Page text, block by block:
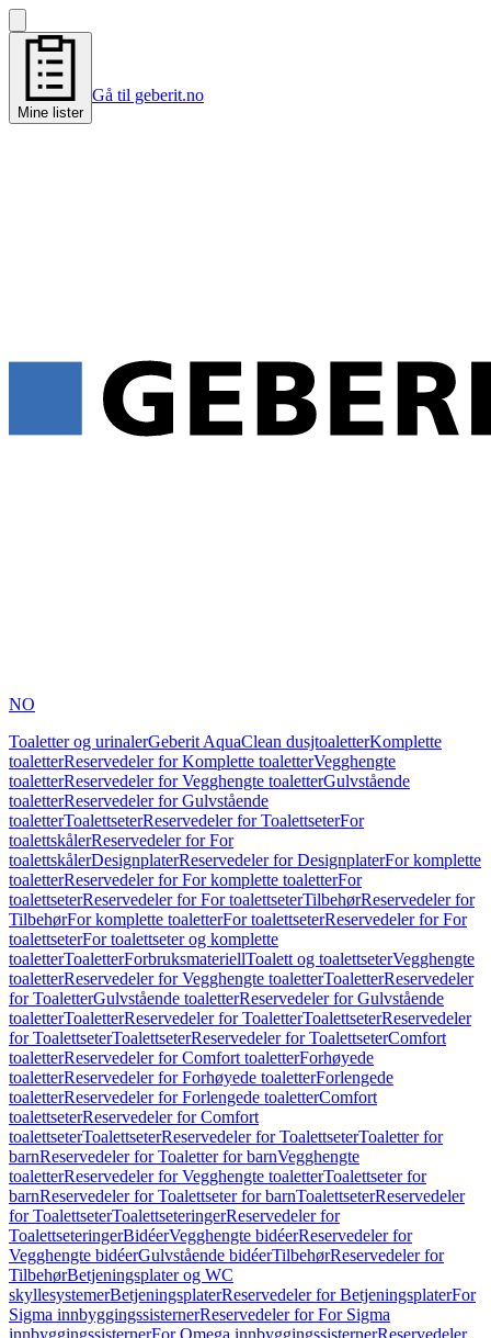
Mine lister
Gå til geberit.no
NO
Toaletter og urinalerGeberit AquaClean dusjtoaletterKomplette
toaletterReservedeler for Komplette toaletterVegghengte
toaletterReservedeler for Vegghengte toaletterGulvstående
toaletterReservedeler for Gulvstående
toaletterToalettseterReservedeler for ToalettseterFor
toalettskålerReservedeler for For
toalettskålerDesignplaterReservedeler for DesignplaterFor komplette
toaletterReservedeler for For komplette toaletterFor
toalettseterReservedeler for For toalettseterTilbehørReservedeler for
TilbehørFor komplette toaletterFor toalettseterReservedeler for For
toalettseterFor toalettseter og komplette
toaletterToaletterForbruksmateriellToalett og toalettseterVegghengte
toaletterReservedeler for Vegghengte toaletterToaletterReservedeler
for ToaletterGulvstående toaletterReservedeler for Gulvstående
toaletterToaletterReservedeler for ToaletterToalettseterReservedeler
for ToalettseterToalettseterReservedeler for ToalettseterComfort
toaletterReservedeler for Comfort toaletterForhøyede
toaletterReservedeler for Forhøyede toaletterForlengede
toaletterReservedeler for Forlengede toaletterComfort
toalettseterReservedeler for Comfort
toalettseterToalettseterReservedeler for ToalettseterToaletter for
barnReservedeler for Toaletter for barnVegghengte
toaletterReservedeler for Vegghengte toaletterToalettseter for
barnReservedeler for Toalettseter for barnToalettseterReservedeler
for ToalettseterToalettseteringerReservedeler for
ToalettseteringerBidéerVegghengte bidéerReservedeler for
Vegghengte bidéerGulvstående bidéerTilbehørReservedeler for
TilbehørBetjeningsplater og WC
skyllesystemerBetjeningsplaterReservedeler for BetjeningsplaterFor
Sigma innbyggingssisternerReservedeler for For Sigma
innbyggingssisternerFor Omega innbyggingssisternerReservedeler